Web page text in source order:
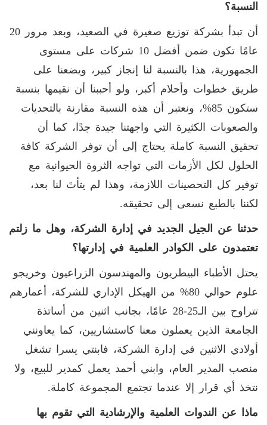
النسبة؟
أن تبدأ بشركة توزيع صغيرة في الصعيد، وبعد مرور 20
عامًا تكون ضمن أفضل 10 شركات على مستوى
الجمهورية، هذا بالنسبة لنا إنجاز كبير، ويضعنا على
طريق خطوات وأحلام أكبر، ولو أحببنا أن نقيمها بنسبة
ستكون 85%، ونعتبر أن هذه النسبة مقارنة بالتحديات
والصعوبات الكثيرة التي واجهتنا جيدة جدًا، كما أن
تحقيق النسبة كاملة يحتاج إلى أن توفر الشركة كافة
الحلول لكل الأزمات التي تواجه الثروة الحيوانية مع
توفير كل التحصينات اللازمة، وهذا لم يتأتَ لنا بعد،
لكننا بالطبع نسعى إلى تحقيقه.
حدثنا عن الجيل الجديد في إدارة الشركة، وهل ما زلتم
تعتمدون على الكوادر العلمية في إدارتها؟
يحتل الأطباء البيطريون والمهندسون الزراعيون وخريجو
علوم حوالي 80% من الهيكل الإداري للشركة، أعمارهم
تتراوح بين الـ25-28 عامًا، بجانب اثنين من أساتذة
الجامعة الذين يعملون معنا كاستشاريين، كما يعاونني
أولادي الاثنين في إدارة الشركة، فابنتي يسرا تشغل
منصب المدير العام، وابني أحمد يعمل كمدير للبيع، ولا
نتخذ أي قرار إلا عندما تجتمع المجموعة كاملة.
ماذا عن الندوات العلمية والإرشادية التي تقوم بها